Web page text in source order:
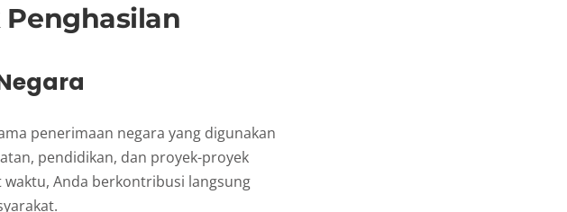
penerimaan negara yang digunakan
pendidikan, dan proyek-proyek
Anda berkontribusi langsung